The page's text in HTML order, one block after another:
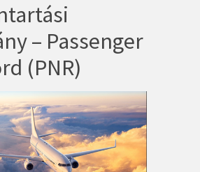
– Passenger
(PNR)